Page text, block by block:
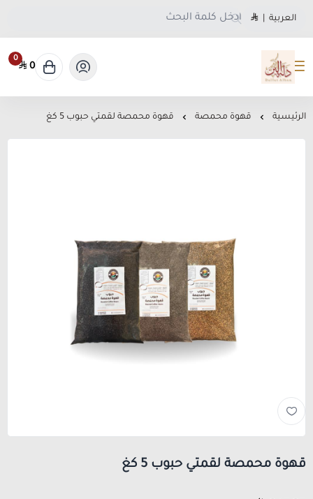
العربية
متجر دلة البن
0
0
الرئيسية قهوة محمصة قهوة محمصة لقمتي حبوب 5 كغ
قهوة محمصة لقمتي حبوب 5 كغ